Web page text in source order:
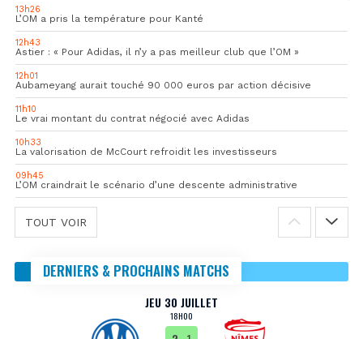
13h26
L’OM a pris la température pour Kanté
12h43
Astier : « Pour Adidas, il n’y a pas meilleur club que l’OM »
12h01
Aubameyang aurait touché 90 000 euros par action décisive
11h10
Le vrai montant du contrat négocié avec Adidas
10h33
La valorisation de McCourt refroidit les investisseurs
09h45
L’OM craindrait le scénario d’une descente administrative
TOUT VOIR
DERNIERS & PROCHAINS MATCHS
JEU 30 JUILLET
18H00